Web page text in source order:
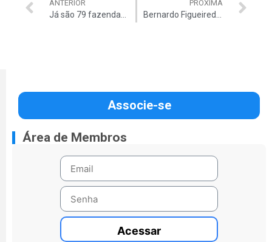
ANTERIOR PRÓXIMA
Associe-se
Área de Membros
Acessar